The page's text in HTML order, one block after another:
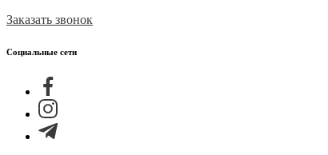
Заказать звонок
Социальные сети